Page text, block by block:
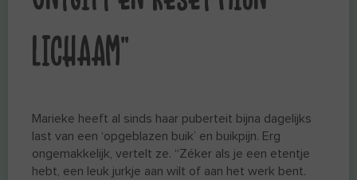
LICHAAM”
Marieke heeft al sinds haar puberteit bijna dagelijks
last van een ‘opgeblazen buik’ en buikpijn. Erg
ongemakkelijk, vertelt ze. “Zéker als je een etentje
hebt, een leuk jurkje aan wilt of aan het werk bent.